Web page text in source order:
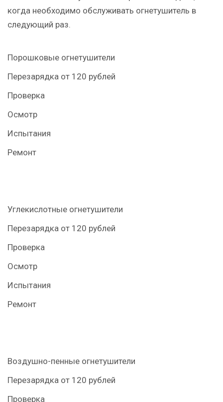
когда необходимо обслуживать огнетушитель в
следующий раз.
Порошковые огнетушители
Перезарядка от 120 рублей
Проверка
Осмотр
Испытания
Ремонт
Углекислотные огнетушители
Перезарядка от 120 рублей
Проверка
Осмотр
Испытания
Ремонт
Воздушно-пенные огнетушители
Перезарядка от 120 рублей
Проверка